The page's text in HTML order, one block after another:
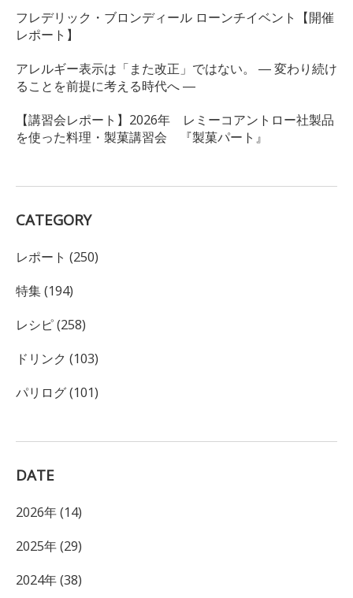
フレデリック・ブロンディール ローンチイベント【開催
レポート】
アレルギー表示は「また改正」ではない。 ― 変わり続け
ることを前提に考える時代へ ―
【講習会レポート】2026年 レミーコアントロー社製品
を使った料理・製菓講習会 『製菓パート』
CATEGORY
レポート (250)
特集 (194)
レシピ (258)
ドリンク (103)
パリログ (101)
DATE
2026年 (14)
2025年 (29)
2024年 (38)